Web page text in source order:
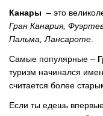
Канары – это
Гран Канария,
Пальма, Лансароте
Самые популярные –
туризм начинался
считается более
Если ты едешь